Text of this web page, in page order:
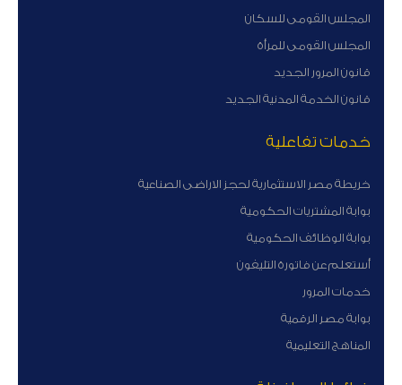
المجلس القومى للسكان
المجلس القومى للمرأة
قانون المرور الجديد
قانون الخدمة المدنية الجديد
خدمات تفاعلية
خريطة مصر الاستثمارية لحجز الاراضى الصناعية
بوابة المشتريات الحكومية
بوابة الوظائف الحكومية
أستعلم عن فاتورة التليفون
خدمات المرور
بوابة مصر الرقمية
المناهج التعليمية